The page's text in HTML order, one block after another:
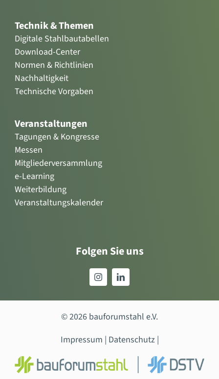
Technik & Themen
Digitale Stahlbautabellen
Download-Center
Normen & Richtlinien
Nachhaltigkeit
Technische Vorgaben
Veranstaltungen
Tagungen & Kongresse
Messen
Mitgliederversammlung
e-Learning
Weiterbildung
Veranstaltungskalender
Folgen Sie uns
© 2026 bauforumstahl e.V.
Impressum | Datenschutz|